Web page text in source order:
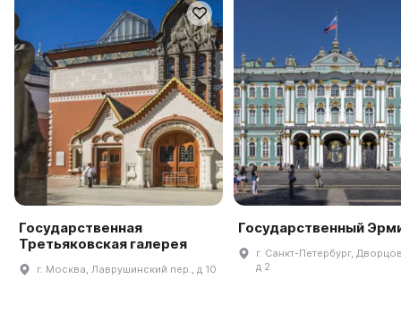
Государственная
Третьяковская галерея
г. Москва, Лаврушинский пер., д 10
Государственный
г. Санкт-Петербург,
д 2